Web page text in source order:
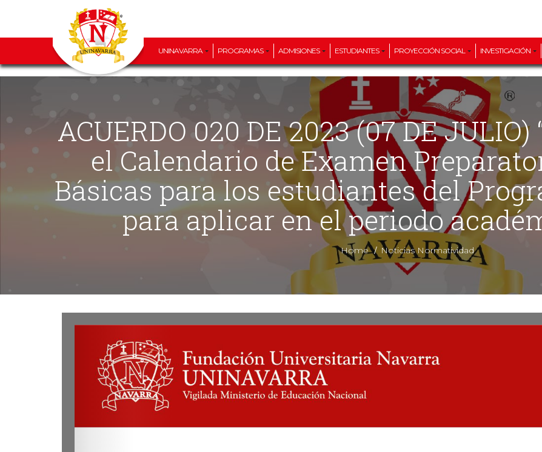
UNINAVARRA PROGRAMAS ADMISIONES ESTUDIANTES PROYECCIÓN SOCIAL INVESTIGACIÓN
ACUERDO 020 DE 2023 (07 DE JULIO) “Por el cual se fija
el Calendario de Examen
Básicas para los estudiantes del
para aplicar en el periodo
Home/ Noticias Normatividad